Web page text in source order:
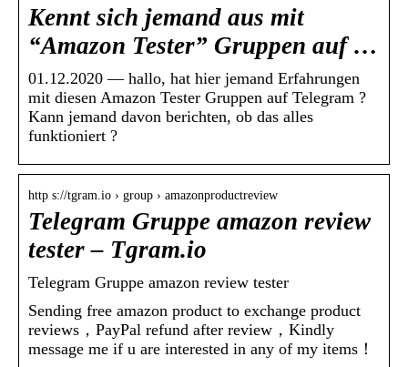
Kennt sich jemand aus mit
“Amazon Tester” Gruppen auf …
01.12.2020 — hallo, hat hier jemand Erfahrungen
mit diesen Amazon Tester Gruppen auf Telegram ?
Kann jemand davon berichten, ob das alles
funktioniert ?
http s://tgram.io › group › amazonproductreview
Telegram Gruppe amazon review
tester – Tgram.io
Telegram Gruppe amazon review tester
Sending free amazon product to exchange product
reviews，PayPal refund after review，Kindly
message me if u are interested in any of my items！